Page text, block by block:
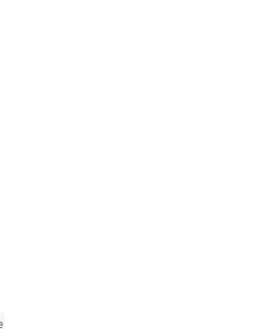
агентство по вопросам предотвращения коррупции